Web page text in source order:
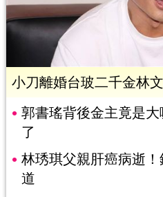
小刀離婚台玻二千金林
郭書瑤背後金主竟是
了
林琇琪父親肝癌病逝
道